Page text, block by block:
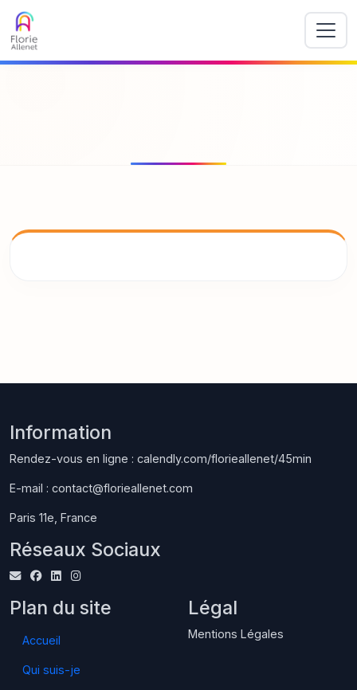
Information
Rendez-vous en ligne : calendly.com/florieallenet/45min
E-mail : contact@florieallenet.com
Paris 11e, France
Réseaux Sociaux
Plan du site
Accueil
Qui suis-je
Légal
Mentions Légales